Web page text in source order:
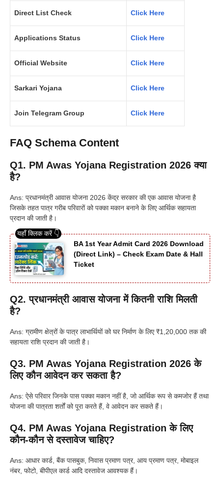
Direct List Check Click Here
Applications Status Click Here
Official Website Click Here
Sarkari Yojana Click Here
Join Telegram Group Click Here
FAQ Schema Content
Q1. PM Awas Yojana Registration 2026 क्या
है?
Ans: प्रधानमंत्री आवास योजना 2026 केंद्र सरकार की एक आवास योजना है
जिसके तहत पात्र गरीब परिवारों को पक्का मकान बनाने के लिए आर्थिक सहायता
प्रदान की जाती है।
BA 1st Year Admit Card 2026 Download
(Direct Link) – Check Exam Date & Hall
Ticket
Q2. प्रधानमंत्री आवास योजना में कितनी राशि मिलती
है?
Ans: ग्रामीण क्षेत्रों के पात्र लाभार्थियों को घर निर्माण के लिए ₹1,20,000 तक की
सहायता राशि प्रदान की जाती है।
Q3. PM Awas Yojana Registration 2026 के
लिए कौन आवेदन कर सकता है?
Ans: ऐसे परिवार जिनके पास पक्का मकान नहीं है, जो आर्थिक रूप से कमजोर हैं तथा
योजना की पात्रता शर्तों को पूरा करते हैं, वे आवेदन कर सकते हैं।
Q4. PM Awas Yojana Registration के लिए
कौन-कौन से दस्तावेज चाहिए?
Ans: आधार कार्ड, बैंक पासबुक, निवास प्रमाण पत्र, आय प्रमाण पत्र, मोबाइल
नंबर, फोटो, बीपीएल कार्ड आदि दस्तावेज आवश्यक हैं।